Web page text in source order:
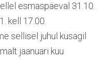
esmaspäeval 31.10.
kell 17.00.
sellisel juhul kusagil
jaanuari kuu